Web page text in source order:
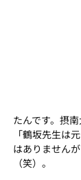
たんです。摂
「鶴坂先生は
はありません
（笑）。